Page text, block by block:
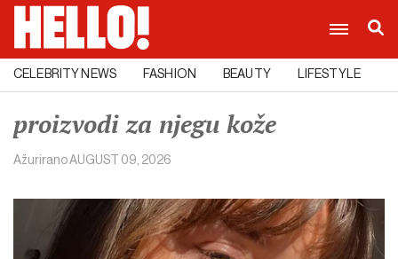
CELEBRITY NEWS FASHION BEAUTY LIFESTYLE
proizvodi za njegu kože
AžuriranoAUGUST 09, 2026